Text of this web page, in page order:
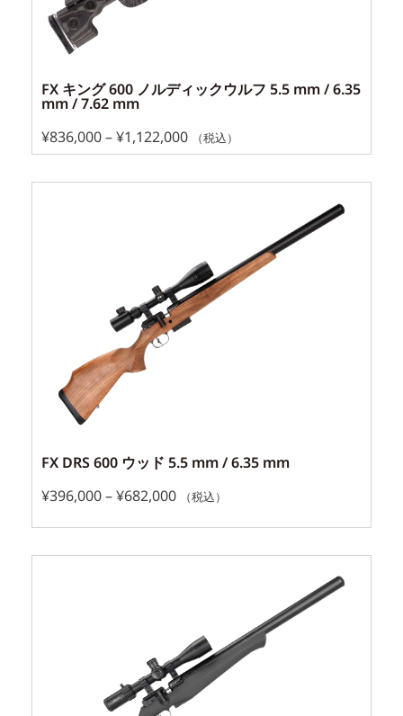
FX キング 600 ノルディックウルフ 5.5 mm / 6.35
mm / 7.62 mm
¥836,000–¥1,122,000 （税込）
FX DRS 600 ウッド 5.5 mm / 6.35 mm
¥396,000–¥682,000 （税込）